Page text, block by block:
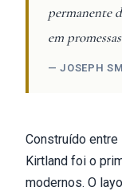
permanente
em
— JOSEPH
Construído entre
Kirtland foi o
modernos. O